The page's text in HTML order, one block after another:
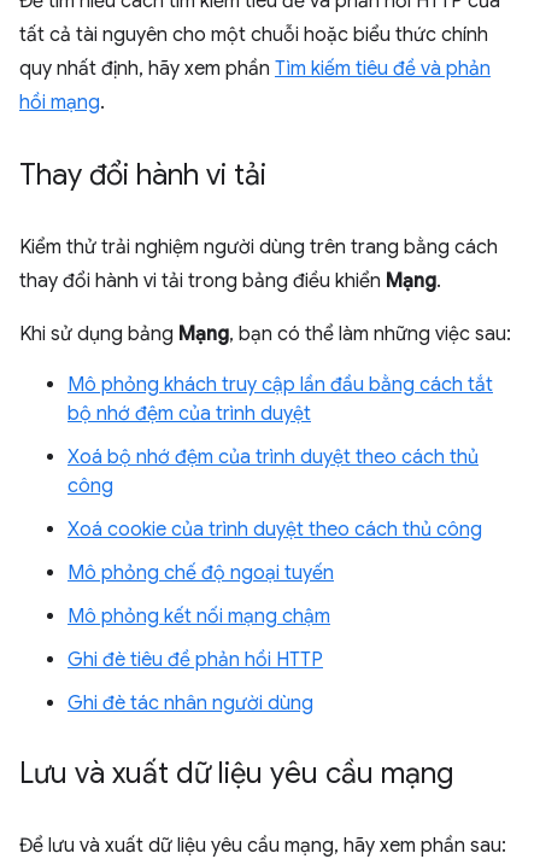
tất cả tài nguyên cho một chuỗi hoặc biểu thức chính
quy nhất định, hãy xem phần Tìm kiếm tiêu đề và phản
hồi mạng.
Thay đổi hành vi tải
Kiểm thử trải nghiệm người dùng trên trang bằng cách
thay đổi hành vi tải trong bảng điều khiển Mạng.
Khi sử dụng bảng Mạng, bạn có thể làm những việc sau:
Mô phỏng khách truy cập lần đầu bằng cách tắt
bộ nhớ đệm của trình duyệt
Xoá bộ nhớ đệm của trình duyệt theo cách thủ
công
Xoá cookie của trình duyệt theo cách thủ công
Mô phỏng chế độ ngoại tuyến
Mô phỏng kết nối mạng chậm
Ghi đè tiêu đề phản hồi HTTP
Ghi đè tác nhân người dùng
Lưu và xuất dữ liệu yêu cầu mạng
Để lưu và xuất dữ liệu yêu cầu mạng, hãy xem phần sau: